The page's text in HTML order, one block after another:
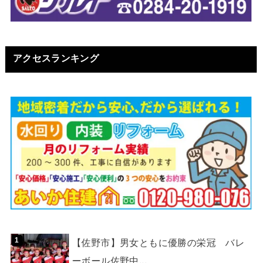
アクセスランキング
【佐野市】男女ともに優勝の栄冠 バレ
ーボール佐野中...